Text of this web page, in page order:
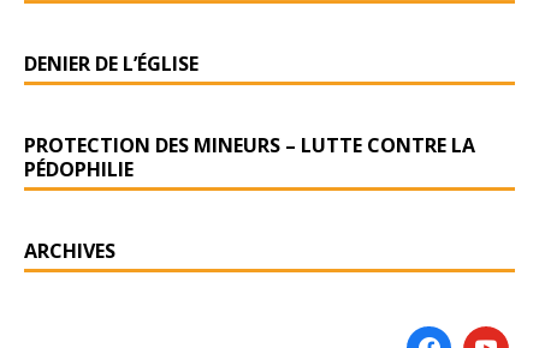
DENIER DE L’ÉGLISE
PROTECTION DES MINEURS – LUTTE CONTRE LA
PÉDOPHILIE
ARCHIVES